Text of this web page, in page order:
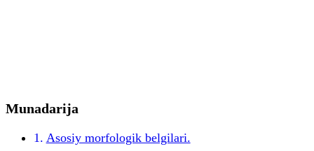
Munadarija
Asosiy morfologik belgilari.